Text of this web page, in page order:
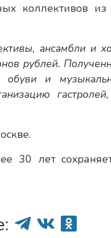
коллективов
ансамбли и
рублей.
обуви и
30 лет